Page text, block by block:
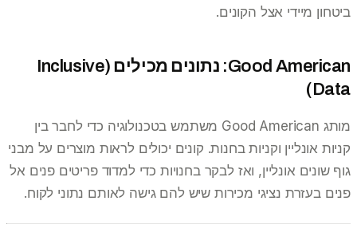
ביטחון מיידי אצל הקונים.
Good American: נתונים מכילים (Inclusive
Data)
מותג Good American משתמש בטכנולוגיה כדי לחבר בין
קניות אונליין וקניות בחנות. קונים יכולים לראות מוצרים על מבני
גוף שונים אונליין, ואז לבקר בחנויות כדי למדוד פריטים פנים אל
פנים בעזרת נציגי מכירות שיש להם גישה לאותם נתוני לקוח.